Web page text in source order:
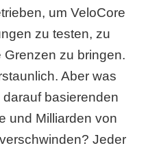
um VeloCore
zu testen, zu
zu bringen.
Aber was
basierenden
und Milliarden von
Jeder